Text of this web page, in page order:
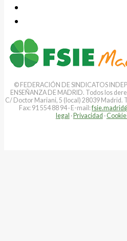
© FEDERACIÓN DE SINDICATOS
ENSEÑANZA DE MADRID. Todos los
C/ Doctor Mariani, 5 (local) 28039 Madrid.
Fax: 91 554 88 94 · E-mail:
legal ·Privacidad ·